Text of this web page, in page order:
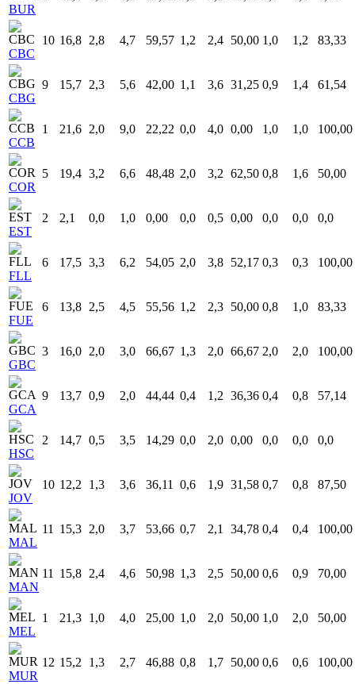
BUR
CBC
10 16,8 2,8 4,7 59,57 1,2 2,4 50,00 1,0 1,2 83,33
CBG
9 15,7 2,3 5,6 42,00 1,1 3,6 31,25 0,9 1,4 61,54
CCB
1 21,6 2,0 9,0 22,22 0,0 4,0 0,00 1,0 1,0 100,00
COR
5 19,4 3,2 6,6 48,48 2,0 3,2 62,50 0,8 1,6 50,00
EST
2 2,1 0,0 1,0 0,00 0,0 0,5 0,00 0,0 0,0 0,0
FLL
6 17,5 3,3 6,2 54,05 2,0 3,8 52,17 0,3 0,3 100,00
FUE
6 13,8 2,5 4,5 55,56 1,2 2,3 50,00 0,8 1,0 83,33
GBC
3 16,0 2,0 3,0 66,67 1,3 2,0 66,67 2,0 2,0 100,00
GCA
9 13,7 0,9 2,0 44,44 0,4 1,2 36,36 0,4 0,8 57,14
HSC
2 14,7 0,5 3,5 14,29 0,0 2,0 0,00 0,0 0,0 0,0
JOV
10 12,2 1,3 3,6 36,11 0,6 1,9 31,58 0,7 0,8 87,50
MAL
11 15,3 2,0 3,7 53,66 0,7 2,1 34,78 0,4 0,4 100,00
MAN
11 15,8 2,4 4,6 50,98 1,3 2,5 50,00 0,6 0,9 70,00
MEL
1 21,3 1,0 4,0 25,00 1,0 2,0 50,00 1,0 2,0 50,00
MUR
12 15,2 1,3 2,7 46,88 0,8 1,7 50,00 0,6 0,6 100,00